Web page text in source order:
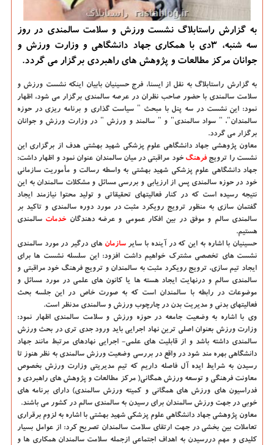
به گزارش راستابلاگ نشست ورزش و سلامت سالمندی در روز
سه شنبه، ۳دی با همكاری جهاد دانشگاهی و وزارت ورزش و
جوانان مركز مطالعات و پژوهش های راهبردی برگزار می گردد.
به گزارش راستابلاگ به نقل از ایسنا، فرج حسینیان بابیان اینكه نشست ورزش و
سلامت سالمندی با حضور صاحب نظران در عرصه سالمندی برگزار می شود، اظهار
نمود: این نشست در سه پنل با مبحث " سیاست گذاری و برنامه ریزی در حوزه
سالمندان"، " سواد سالمندی" و " سالمند و ورزش " در وزارت ورزش و جوانان
برگزار می گردد.
معاون پژوهشی جهاد دانشگاهی علوم پزشكی شهید بهشتی هدف از برگزاری این
نشست را ترویج فرهنگ خود مراقبتی در میان سالمندان عنوان نمود و اظهار داشت:
جهاد دانشگاهی علوم پزشكی شهید بهشتی به واسطه رسالت و مأموریت سازمانی
خود در حوزه سالمندی پس از ارزیابی و بررسی مسائل و مشكلات سالمندان به این
نتیجه رسیده است كه در كنار فعالیتهای تحقیقاتی و تولید محتوا نیازمند ایجاد
گفتمان سازی به منظور ترویج رویكرد مثبت در مورد دوره سالمندی و تاكید بر
سالمندی سالم و موفق در بین افكار عمومی و عرضه دهندگان خدمات سالمندی
هستیم.
حسینیان با اشاره به این كه در آینده با سایرسازمان های درگیر در مورد سالمندی
نشست های تخصصی مشترك خواهیم داشت افزود: این سلسله نشست ها برای
ایجاد تیم سازی، ترویج رویكرد مثبت به سالمندان و ترویج فرهنگ خود مراقبتی و
سالمندی سالم و درنهایت ایجاد هسته ها یا كانون های علمی در مورد مسائل و
موضوعات در رابطه با سالمندان است كه به صورت خاص در این جلسه بحث
فعالیتهای بدنی و مدیریت بدن در چارچوب ورزش و سالمندی مدنظر است.
وی با اشاره به وضعیت جامعه در حوزه ورزش و سلامت سالمندی اظهار نمود:
وزارت ورزش بعنوان اصلی ترین نهاد اجرایی باید ورود جدی تری در بحث ورزش
سالمندی داشته باشد و از قابلیت های علمی- اجرایی نهادهای مرتبط مانند جهاد
دانشگاهی بهره مند شود در واقع در بررسی وضعیت ورزش سالمندی به نظر هنوز تا
رسیدن به شرایط ایده آل فاصله داریم كه تیم مدیریتی وزارت ورزش بخصوص
معاونت فرهنگی و توسعه ورزش همگانی( مركز مطالعات و پژوهش های راهبردی و
فدراسیون های ورزش های همگانی و كمیته ورزش سالمندی) دارای برنامه های
خوبی در جهت ورزش سالمندان برای رسیدن به سالمندی سالم در كشور می باشند.
معاون پژوهشی جهاد دانشگاهی علوم پزشكی شهید بهشتی با اشاره به لزوم برقراری
تعاملات بین بخشی در جهت ارتقای سلامت سالمندان تصریح كرد: از عوامل بسیار
كلیدی و مهم دررسیدن به اهداف اجتماعی ازجمله سلامت سالمندان همكاری ها و